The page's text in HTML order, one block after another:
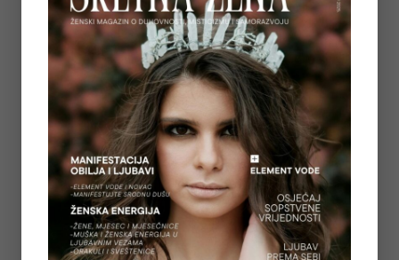
vodeća proizvodna tvrtka u
segmentu pekarstva.
Ekonomski fakultet, izazovni
duh i životne okolnosti dovele
su me do rada u vodećim
ugostiteljskim tvrtkama, gdje
sam bila konzultant i
menadžer. No, višegodišnji
nebrojeni radni sati te ubrzan i
stresan način života doveli su
me i do burnouta, 37